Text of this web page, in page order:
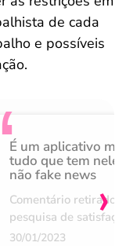
de cada
e possíveis
É um aplicativo
tudo que tem nele
não fake news
Comentário retirado
pesquisa de
30/01/2023
›